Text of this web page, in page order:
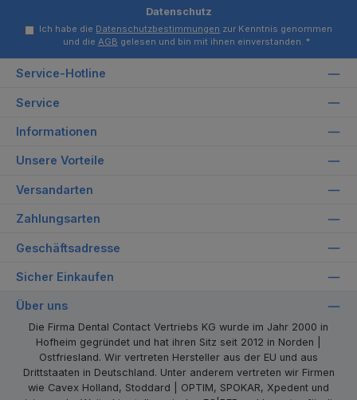
Datenschutz
Ich habe die Datenschutzbestimmungen zur Kenntnis genommen
und die AGB gelesen und bin mit ihnen einverstanden. *
Service-Hotline
Service
Informationen
Unsere Vorteile
Versandarten
Zahlungsarten
Geschäftsadresse
Sicher Einkaufen
Über uns
Die Firma Dental Contact Vertriebs KG wurde im Jahr 2000 in
Hofheim gegründet und hat ihren Sitz seit 2012 in Norden |
Ostfriesland. Wir vertreten Hersteller aus der EU und aus
Drittstaaten in Deutschland. Unter anderem vertreten wir Firmen
wie Cavex Holland, Stoddard | OPTIM, SPOKAR, Xpedent und